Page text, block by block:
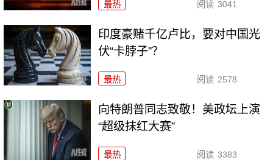
最热 阅读 3041
印度豪赌千亿卢比，要对中国光
伏“卡脖子”？
最热 阅读 2578
向特朗普同志致敬！美政坛上演
“超级抹红大赛”
最热 阅读 3383